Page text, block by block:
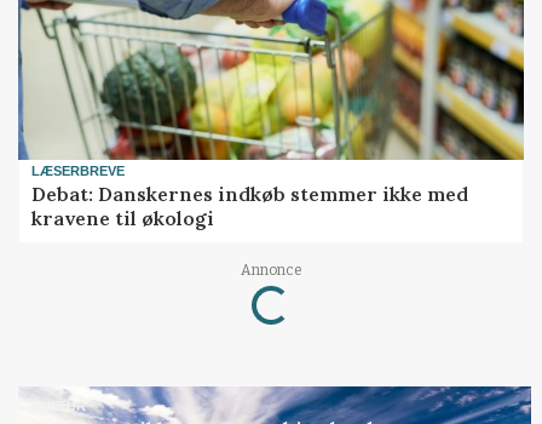
LÆSERBREVE
Debat: Danskernes indkøb stemmer ikke med
kravene til økologi
Annonce
Loading...
KULTUR